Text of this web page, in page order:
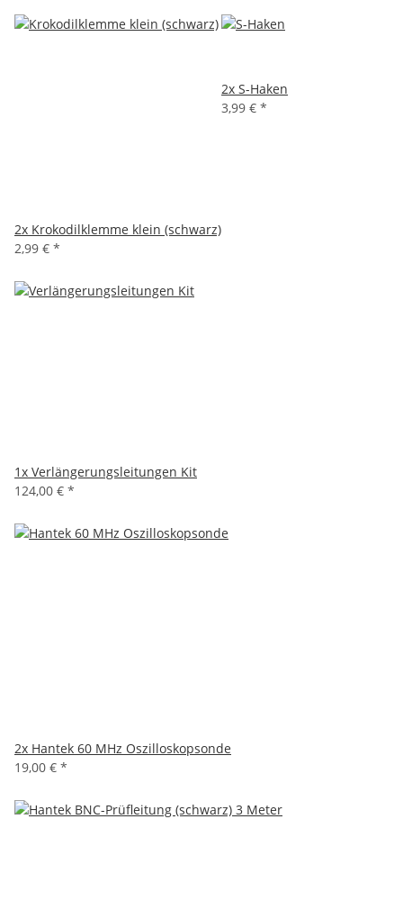
2x Krokodilklemme klein (schwarz)
2,99 € *
2x S-Haken
3,99 € *
1x Verlängerungsleitungen Kit
124,00 € *
2x Hantek 60 MHz Oszilloskopsonde
19,00 € *